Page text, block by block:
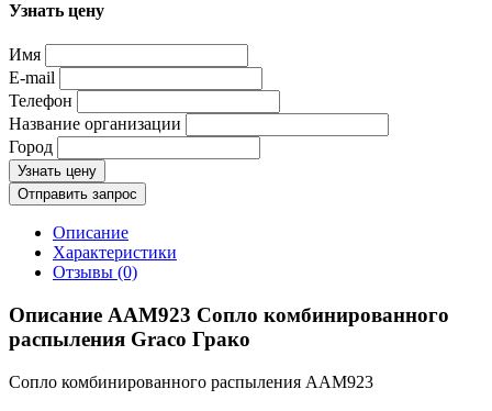
Узнать цену
Имя
E-mail
Телефон
Название организации
Город
Узнать цену
Отправить запрос
Описание
Характеристики
Отзывы (0)
Описание AAM923 Сопло комбинированного
распыления Graco Грако
Сопло комбинированного распыления AAM923